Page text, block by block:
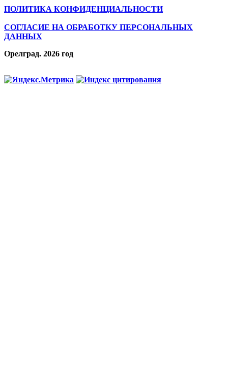
ПОЛИТИКА КОНФИДЕНЦИАЛЬНОСТИ
СОГЛАСИЕ НА ОБРАБОТКУ ПЕРСОНАЛЬНЫХ
ДАННЫХ
Орелград. 2026 год